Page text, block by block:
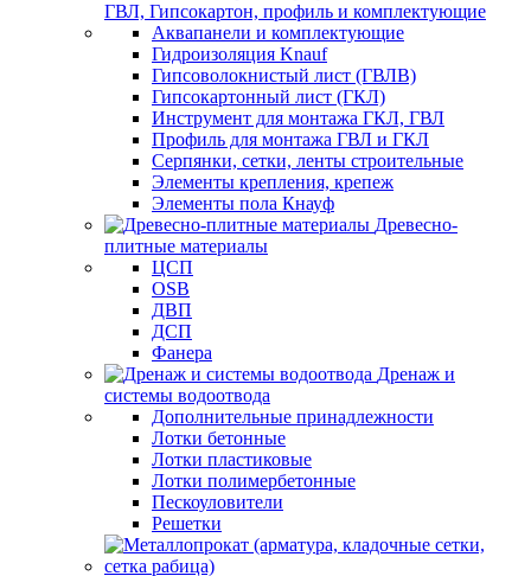
ГВЛ, Гипсокартон, профиль и комплектующие
Аквапанели и комплектующие
Гидроизоляция Knauf
Гипсоволокнистый лист (ГВЛВ)
Гипсокартонный лист (ГКЛ)
Инструмент для монтажа ГКЛ, ГВЛ
Профиль для монтажа ГВЛ и ГКЛ
Серпянки, сетки, ленты строительные
Элементы крепления, крепеж
Элементы пола Кнауф
Древесно-
плитные материалы
ЦСП
OSB
ДВП
ДСП
Фанера
Дренаж и
системы водоотвода
Дополнительные принадлежности
Лотки бетонные
Лотки пластиковые
Лотки полимербетонные
Пескоуловители
Решетки